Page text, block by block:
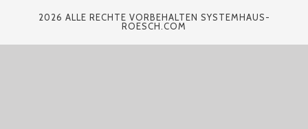
2026 ALLE RECHTE VORBEHALTEN SYSTEMHAUS-
ROESCH.COM